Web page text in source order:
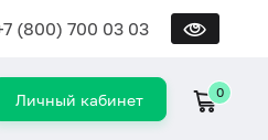
(800) 700 03 03
Личный кабинет 0